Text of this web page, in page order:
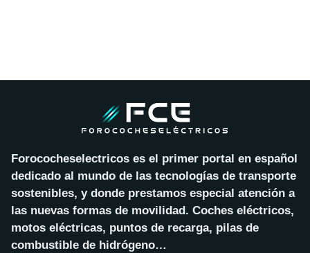
Forococheselectricos es el primer portal en español
dedicado al mundo de las tecnologías de transporte
sostenibles, y donde prestamos especial atención a
las nuevas formas de movilidad. Coches eléctricos,
motos eléctricas, puntos de recarga, pilas de
combustible de hidrógeno…